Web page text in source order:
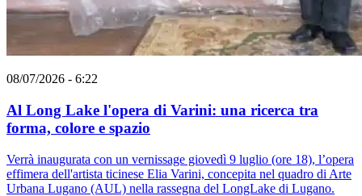
08/07/2026 - 6:22
Al Long Lake l'opera di Varini: una ricerca tra
forma, colore e spazio
Verrà inaugurata con un vernissage giovedì 9 luglio (ore 18), l’opera
effimera dell'artista ticinese Elia Varini, concepita nel quadro di Arte
Urbana Lugano (AUL) nella rassegna del LongLake di Lugano.